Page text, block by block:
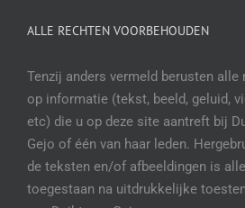
ALLE RECHTEN VOORBEHOUDEN
Tenzij anders vermeld berusten alle
op informatie (tekst, beeld, geluid,
etc) die u op deze site aantreft bij
Gejo of één van haar leden.
de teksten en/of afbeeldingen is
toegestaan na uitdrukkelijke